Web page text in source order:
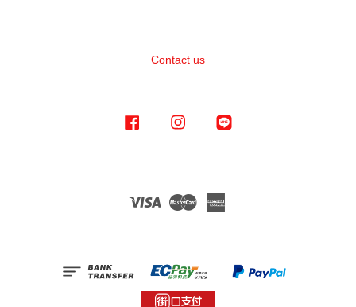
Contact us
Facebook Instagram
Visa Master